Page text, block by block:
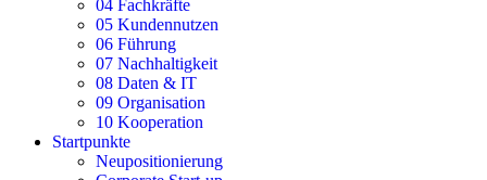
04 Fachkräfte
05 Kundennutzen
06 Führung
07 Nachhaltigkeit
08 Daten & IT
09 Organisation
10 Kooperation
Startpunkte
Neupositionierung